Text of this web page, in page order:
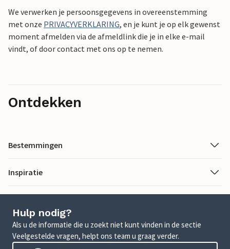
We verwerken je persoonsgegevens in overeenstemming
met onze PRIVACYVERKLARING, en je kunt je op elk gewenst
moment afmelden via de afmeldlink die je in elke e-mail
vindt, of door contact met ons op te nemen.
Ontdekken
Bestemmingen
Inspiratie
Hulp nodig?
Als u de informatie die u zoekt niet kunt vinden in de sectie
Veelgestelde vragen, helpt ons team u graag verder.